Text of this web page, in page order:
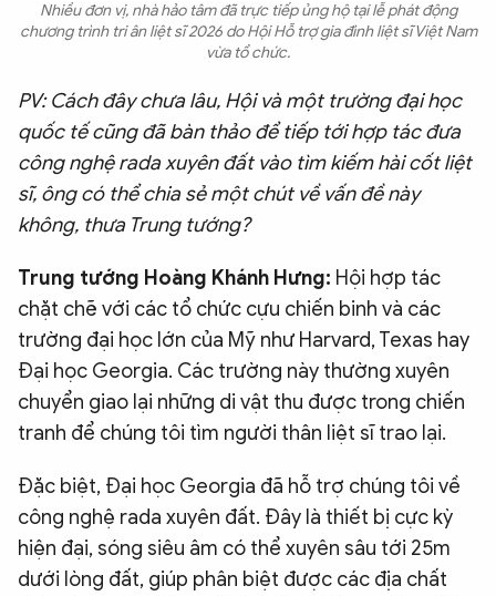
Nhiều đơn vị, nhà hảo tâm đã trực tiếp ủng hộ tại lễ phát động
chương trình tri ân liệt sĩ 2026 do Hội Hỗ trợ gia đình liệt sĩ Việt Nam
vừa tổ chức.
PV: Cách đây chưa lâu, Hội và một trường đại học
quốc tế cũng đã bàn thảo để tiếp tới hợp tác đưa
công nghệ rada xuyên đất vào tìm kiếm hài cốt liệt
sĩ, ông có thể chia sẻ một chút về vấn đề này
không, thưa Trung tướng?
Trung tướng Hoàng Khánh Hưng: Hội hợp tác
chặt chẽ với các tổ chức cựu chiến binh và các
trường đại học lớn của Mỹ như Harvard, Texas hay
Đại học Georgia. Các trường này thường xuyên
chuyển giao lại những di vật thu được trong chiến
tranh để chúng tôi tìm người thân liệt sĩ trao lại.
Đặc biệt, Đại học Georgia đã hỗ trợ chúng tôi về
công nghệ rada xuyên đất. Đây là thiết bị cực kỳ
hiện đại, sóng siêu âm có thể xuyên sâu tới 25m
dưới lòng đất, giúp phân biệt được các địa chất